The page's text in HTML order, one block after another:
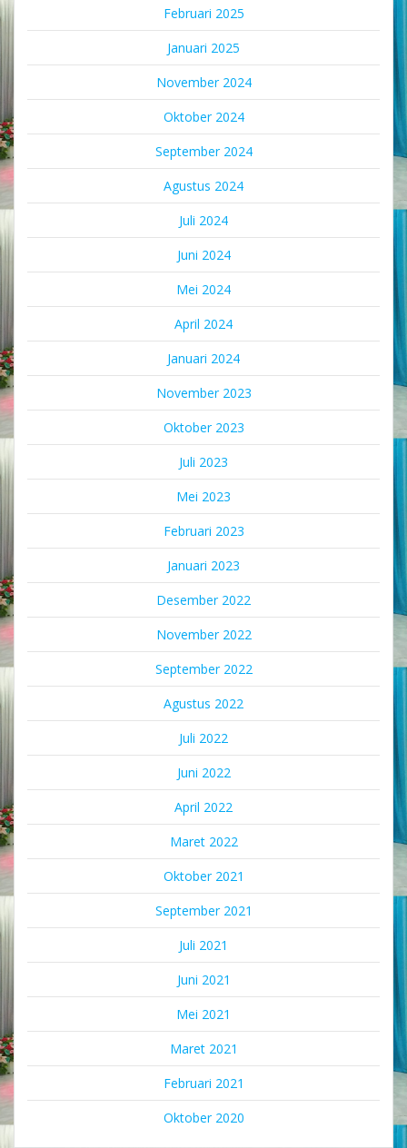
Februari 2025
Januari 2025
November 2024
Oktober 2024
September 2024
Agustus 2024
Juli 2024
Juni 2024
Mei 2024
April 2024
Januari 2024
November 2023
Oktober 2023
Juli 2023
Mei 2023
Februari 2023
Januari 2023
Desember 2022
November 2022
September 2022
Agustus 2022
Juli 2022
Juni 2022
April 2022
Maret 2022
Oktober 2021
September 2021
Juli 2021
Juni 2021
Mei 2021
Maret 2021
Februari 2021
Oktober 2020